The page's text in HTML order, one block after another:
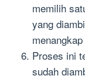
memilih
yang
Proses ini
sudah